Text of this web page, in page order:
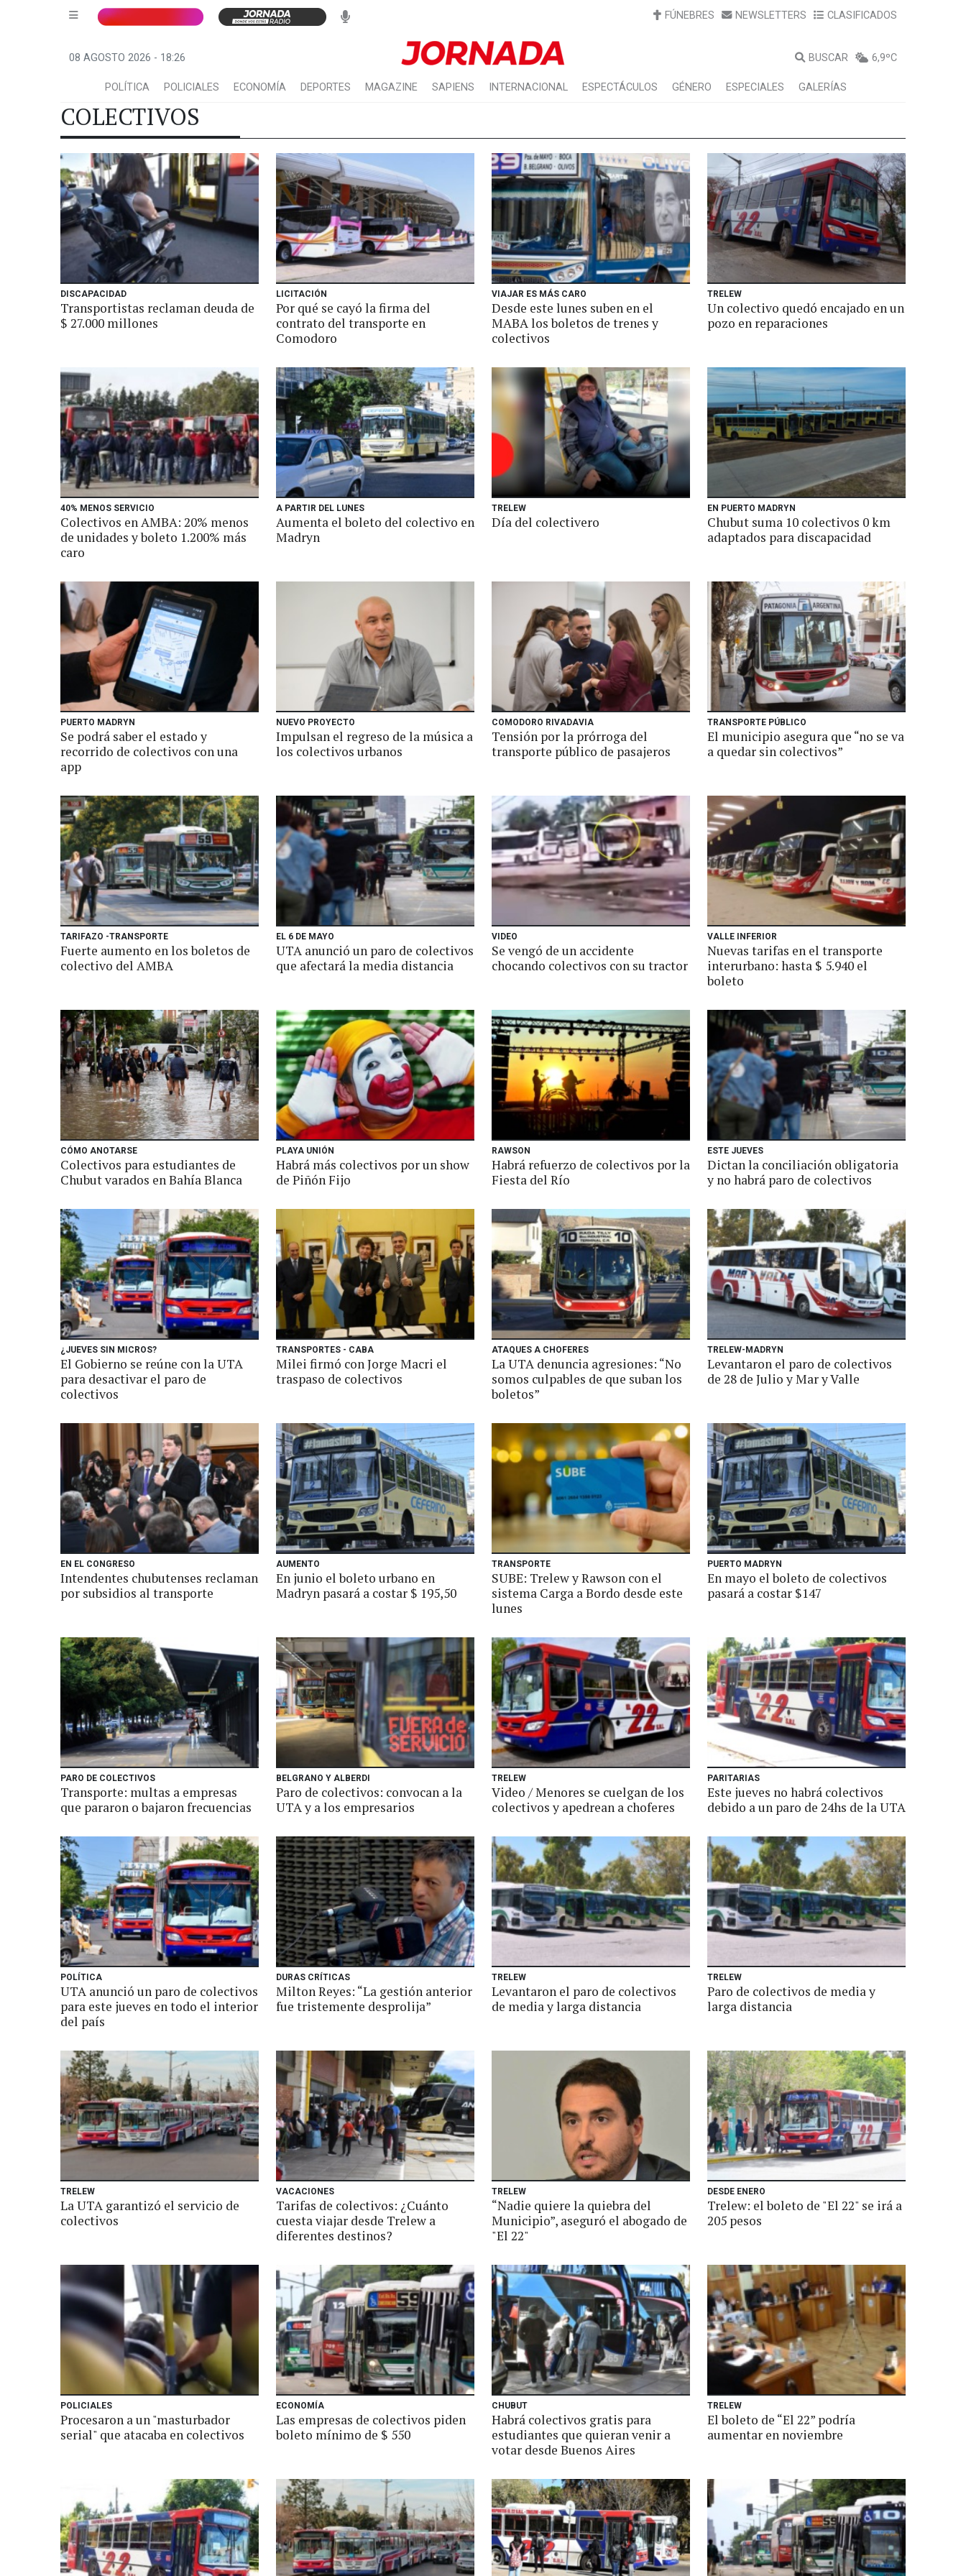
FÚNEBRES NEWSLETTERS CLASIFICADOS
08 AGOSTO 2026 - 18:26 BUSCAR 6,9ºC
POLÍTICA POLICIALES ECONOMÍA DEPORTES MAGAZINE SAPIENS INTERNACIONAL ESPECTÁCULOS GÉNERO ESPECIALES GALERÍAS
COLECTIVOS
DISCAPACIDAD
Transportistas reclaman deuda de
$ 27.000 millones
LICITACIÓN
Por qué se cayó la firma del
contrato del transporte en
Comodoro
VIAJAR ES MÁS CARO
Desde este lunes suben en el
MABA los boletos de trenes y
colectivos
TRELEW
Un colectivo quedó encajado en un
pozo en reparaciones
40% MENOS SERVICIO
Colectivos en AMBA: 20% menos
de unidades y boleto 1.200% más
caro
A PARTIR DEL LUNES
Aumenta el boleto del colectivo en
Madryn
TRELEW
Día del colectivero
EN PUERTO MADRYN
Chubut suma 10 colectivos 0 km
adaptados para discapacidad
PUERTO MADRYN
Se podrá saber el estado y
recorrido de colectivos con una
app
NUEVO PROYECTO
Impulsan el regreso de la música a
los colectivos urbanos
COMODORO RIVADAVIA
Tensión por la prórroga del
transporte público de pasajeros
TRANSPORTE PÚBLICO
El municipio asegura que “no se va
a quedar sin colectivos”
TARIFAZO -TRANSPORTE
Fuerte aumento en los boletos de
colectivo del AMBA
EL 6 DE MAYO
UTA anunció un paro de colectivos
que afectará la media distancia
VIDEO
Se vengó de un accidente
chocando colectivos con su tractor
VALLE INFERIOR
Nuevas tarifas en el transporte
interurbano: hasta $ 5.940 el
boleto
CÓMO ANOTARSE
Colectivos para estudiantes de
Chubut varados en Bahía Blanca
PLAYA UNIÓN
Habrá más colectivos por un show
de Piñón Fijo
RAWSON
Habrá refuerzo de colectivos por la
Fiesta del Río
ESTE JUEVES
Dictan la conciliación obligatoria
y no habrá paro de colectivos
¿JUEVES SIN MICROS?
El Gobierno se reúne con la UTA
para desactivar el paro de
colectivos
TRANSPORTES - CABA
Milei firmó con Jorge Macri el
traspaso de colectivos
ATAQUES A CHOFERES
La UTA denuncia agresiones: “No
somos culpables de que suban los
boletos”
TRELEW-MADRYN
Levantaron el paro de colectivos
de 28 de Julio y Mar y Valle
EN EL CONGRESO
Intendentes chubutenses reclaman
por subsidios al transporte
AUMENTO
En junio el boleto urbano en
Madryn pasará a costar $ 195,50
TRANSPORTE
SUBE: Trelew y Rawson con el
sistema Carga a Bordo desde este
lunes
PUERTO MADRYN
En mayo el boleto de colectivos
pasará a costar $147
PARO DE COLECTIVOS
Transporte: multas a empresas
que pararon o bajaron frecuencias
BELGRANO Y ALBERDI
Paro de colectivos: convocan a la
UTA y a los empresarios
TRELEW
Video / Menores se cuelgan de los
colectivos y apedrean a choferes
PARITARIAS
Este jueves no habrá colectivos
debido a un paro de 24hs de la UTA
POLÍTICA
UTA anunció un paro de colectivos
para este jueves en todo el interior
del país
DURAS CRÍTICAS
Milton Reyes: “La gestión anterior
fue tristemente desprolija”
TRELEW
Levantaron el paro de colectivos
de media y larga distancia
TRELEW
Paro de colectivos de media y
larga distancia
TRELEW
La UTA garantizó el servicio de
colectivos
VACACIONES
Tarifas de colectivos: ¿Cuánto
cuesta viajar desde Trelew a
diferentes destinos?
TRELEW
“Nadie quiere la quiebra del
Municipio”, aseguró el abogado de
"El 22"
DESDE ENERO
Trelew: el boleto de "El 22" se irá a
205 pesos
POLICIALES
Procesaron a un "masturbador
serial" que atacaba en colectivos
ECONOMÍA
Las empresas de colectivos piden
boleto mínimo de $ 550
CHUBUT
Habrá colectivos gratis para
estudiantes que quieran venir a
votar desde Buenos Aires
TRELEW
El boleto de “El 22” podría
aumentar en noviembre